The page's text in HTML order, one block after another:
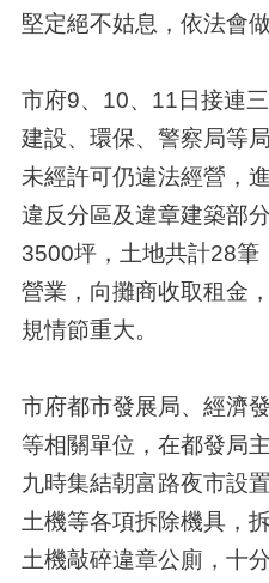
堅定絕不姑息，依法會
市府9、10、11日接連
建設、環保、警察局等
未經許可仍違法經營，
違反分區及違章建築部
3500坪，土地共計28筆
營業，向攤商收取租金
規情節重大。
市府都市發展局、經濟
等相關單位，在都發局
九時集結朝富路夜市設
土機等各項拆除機具，
土機敲碎違章公廁，十